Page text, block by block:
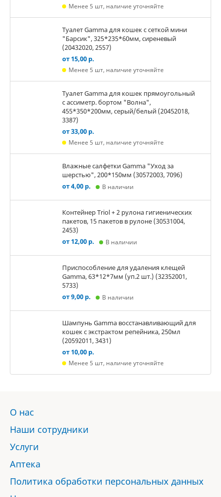
Менее 5 шт, наличие уточняйте
Туалет Gamma для кошек c сеткой мини
"Барсик", 325*235*60мм, сиреневый
(20432020, 2557)
от 15,00 р.
Менее 5 шт, наличие уточняйте
Туалет Gamma для кошек прямоугольный
с ассиметр. бортом "Волна",
455*350*200мм, серый/белый (20452018,
3387)
от 33,00 р.
Менее 5 шт, наличие уточняйте
Влажные салфетки Gamma "Уход за
шерстью", 200*150мм (30572003, 7096)
от 4,00 р.
В наличии
Контейнер Triol + 2 рулона гигиенических
пакетов, 15 пакетов в рулоне (30531004,
2453)
от 12,00 р.
В наличии
Приспособление для удаления клещей
Gamma, 63*12*7мм (уп.2 шт.) (32352001,
5733)
от 9,00 р.
В наличии
Шампунь Gamma восстанавливающий для
кошек с экстрактом репейника, 250мл
(20592011, 3431)
от 10,00 р.
Менее 5 шт, наличие уточняйте
О нас
Наши сотрудники
Услуги
Аптека
Политика обработки персональных данных